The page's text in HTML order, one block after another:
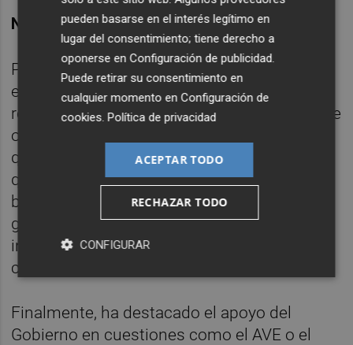
NUEVA REALIDAD
Por ello, ha manifestado que "las próximas
elecciones deben ser las de una nueva
realidad, la que hace el PP en soledad porque
otros partidos no nos están ayudando" ya
que, según ha lamentado, "es impensable
que el PSOE pueda ayudar al PP porque sólo
busca frenar la nueva realidad que estamos
generando con nuestras políticas para
intentar ocultar a los ciudadanos que las
cosas están cambiando".
Finalmente, ha destacado el apoyo del
Gobierno en cuestiones como el AVE o el
pueden basarse en el interés legítimo en
lugar del consentimiento; tiene derecho a
oponerse enConfiguración de publicidad.
Puede retirar su consentimiento en
cualquier momento enConfiguración de
cookies.Política de privacidad
ACEPTAR TODO
RECHAZAR TODO
CONFIGURAR